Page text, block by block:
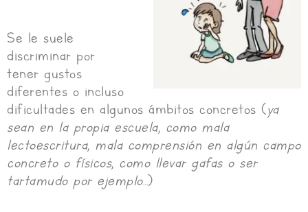
Se le suele
discriminar por
tener gustos
diferentes o incluso
dificultades en algunos ámbitos concretos (ya
sean en la propia escuela, como mala
lectoescritura, mala comprensión en algún campo
concreto o físicos, como llevar gafas o ser
tartamudo por ejemplo…)